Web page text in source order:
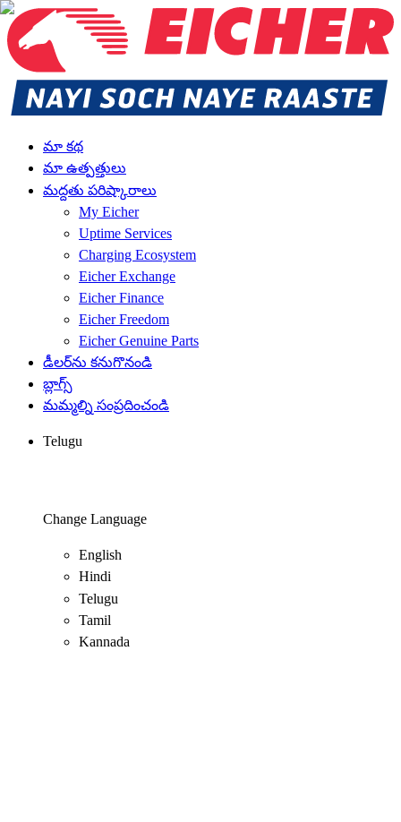
మా కథ
మా ఉత్పత్తులు
మద్దతు పరిష్కారాలు
My Eicher
Uptime Services
Charging Ecosystem
Eicher Exchange
Eicher Finance
Eicher Freedom
Eicher Genuine Parts
డీలర్‌ను కనుగొనండి
బ్లాగ్స్
మమ్మల్ని సంప్రదించండి
Telugu
Change Language
English
Hindi
Telugu
Tamil
Kannada